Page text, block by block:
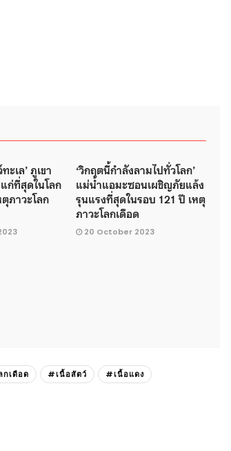
ะเล’ ภูเขา
ก่ที่สุดในโลก
ภาวะโลก
‘วิกฤตนี้กำลังลามไปทั่วโลก’
แม่น้ำแอมะซอนเผชิญภัยแล้ง
รุนแรงที่สุดในรอบ 121 ปี เหตุ
ภาวะโลกเดือด
20 October 2023
เดือด #เนื้อสัตว์ #เนื้อแดง